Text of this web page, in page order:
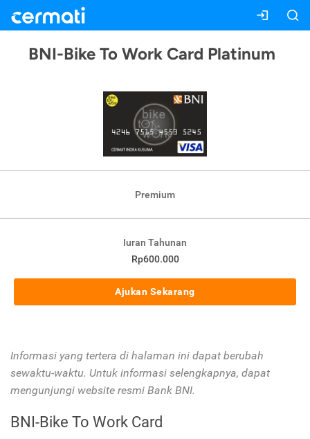
BNI-Bike To Work Card Platinum
Premium
Iuran Tahunan
Rp600.000
Ajukan Sekarang
Informasi yang tertera di halaman ini dapat berubah
sewaktu-waktu. Untuk informasi selengkapnya, dapat
mengunjungi website resmi Bank BNI.
BNI-Bike To Work Card